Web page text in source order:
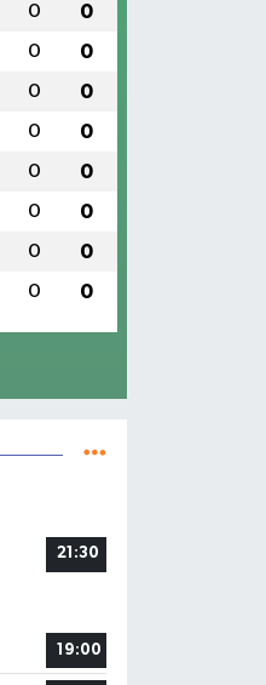
0 0
0 0
0 0
0 0
0 0
0 0
0 0
0 0
21:30
19:00